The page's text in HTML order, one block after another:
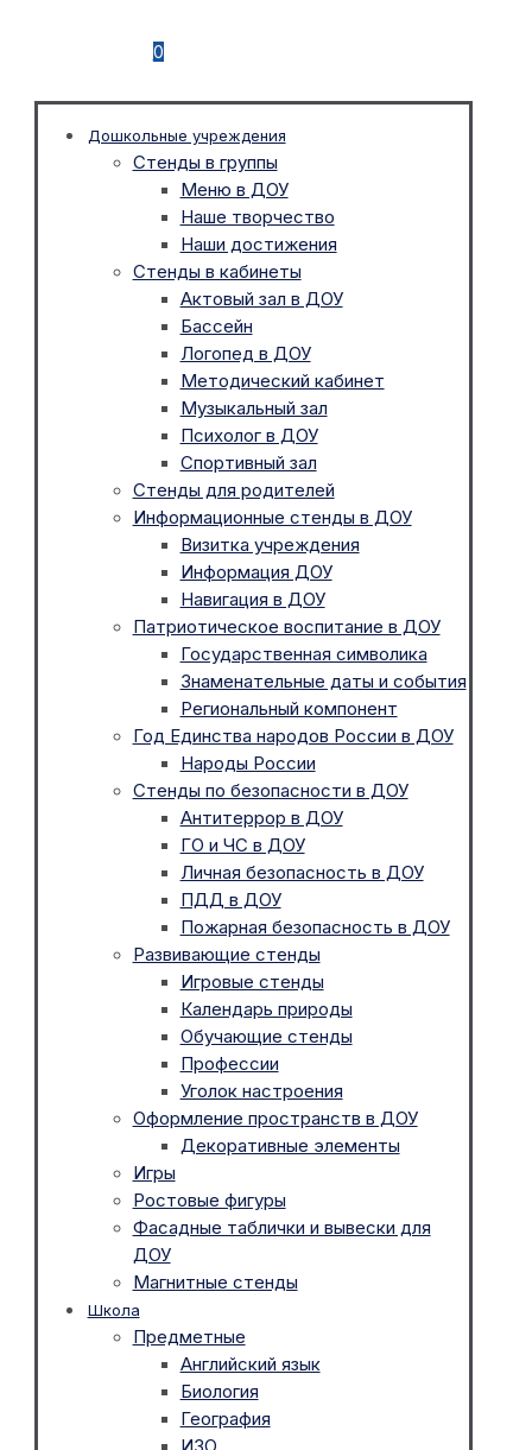
0
Дошкольные учреждения
Стенды в группы
Меню в ДОУ
Наше творчество
Наши достижения
Стенды в кабинеты
Актовый зал в ДОУ
Бассейн
Логопед в ДОУ
Методический кабинет
Музыкальный зал
Психолог в ДОУ
Спортивный зал
Стенды для родителей
Информационные стенды в ДОУ
Визитка учреждения
Информация ДОУ
Навигация в ДОУ
Патриотическое воспитание в ДОУ
Государственная символика
Знаменательные даты и события
Региональный компонент
Год Единства народов России в ДОУ
Народы России
Стенды по безопасности в ДОУ
Антитеррор в ДОУ
ГО и ЧС в ДОУ
Личная безопасность в ДОУ
ПДД в ДОУ
Пожарная безопасность в ДОУ
Развивающие стенды
Игровые стенды
Календарь природы
Обучающие стенды
Профессии
Уголок настроения
Оформление пространств в ДОУ
Декоративные элементы
Игры
Ростовые фигуры
Фасадные таблички и вывески для
ДОУ
Магнитные стенды
Школа
Предметные
Английский язык
Биология
География